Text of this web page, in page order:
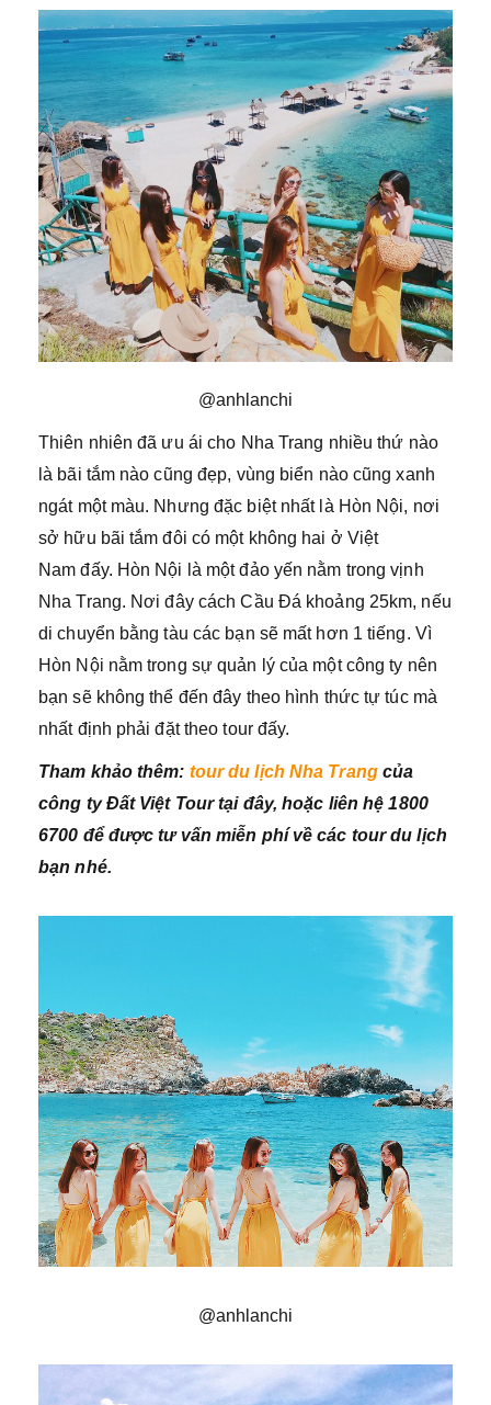
@anhlanchi
Thiên nhiên đã ưu ái cho Nha Trang nhiều thứ nào
là bãi tắm nào cũng đẹp, vùng biển nào cũng xanh
ngát một màu. Nhưng đặc biệt nhất là Hòn Nội, nơi
sở hữu bãi tắm đôi có một không hai ở Việt
Nam đấy. Hòn Nội là một đảo yến nằm trong vịnh
Nha Trang. Nơi đây cách Cầu Đá khoảng 25km, nếu
di chuyển bằng tàu các bạn sẽ mất hơn 1 tiếng. Vì
Hòn Nội nằm trong sự quản lý của một công ty nên
bạn sẽ không thể đến đây theo hình thức tự túc mà
nhất định phải đặt theo tour đấy.
Tham khảo thêm: tour du lịch Nha Trangcủa
công ty Đất Việt Tour tại đây, hoặc liên hệ 1800
6700 để được tư vấn miễn phí về các tour du lịch
bạn nhé.
@anhlanchi